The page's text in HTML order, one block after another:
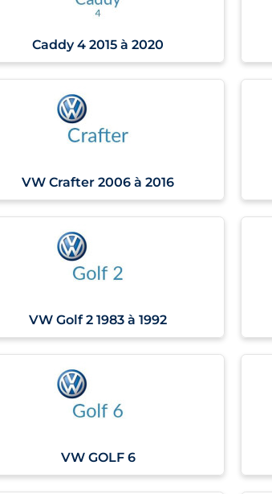
Caddy 4 2015 à 2020
VW Crafter 2006 à 2016
VW Golf 2 1983 à 1992
VW GOLF 6